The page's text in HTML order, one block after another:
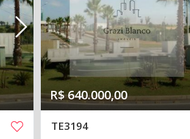
R$ 640.000,00
TE3194